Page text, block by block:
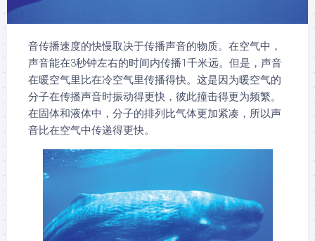
音传播速度的快慢取决于传播声音的物质。在空气中，
声音能在3秒钟左右的时间内传播1千米远。但是，声音
在暖空气里比在冷空气里传播得快。这是因为暖空气的
分子在传播声音时振动得更快，彼此撞击得更为频繁。
在固体和液体中，分子的排列比气体更加紧凑，所以声
音比在空气中传递得更快。